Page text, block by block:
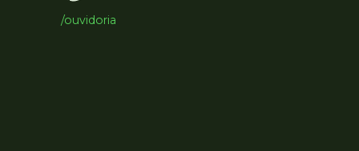
/ouvidoria